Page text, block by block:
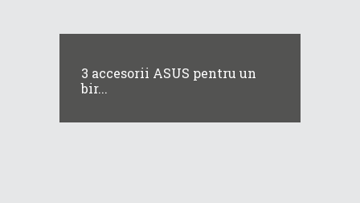
3 accesorii ASUS pentru un
bir...